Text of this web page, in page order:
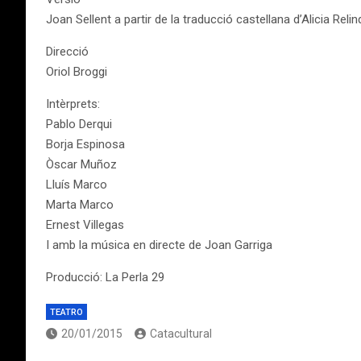
Joan Sellent a partir de la traducció castellana d’Alicia
Direcció
Oriol Broggi
Intèrprets:
Pablo Derqui
Borja Espinosa
Òscar Muñoz
Lluís Marco
Marta Marco
Ernest Villegas
I amb la música en directe de Joan Garriga
Producció: La Perla 29
TEATRO
20/01/2015 Catacultural